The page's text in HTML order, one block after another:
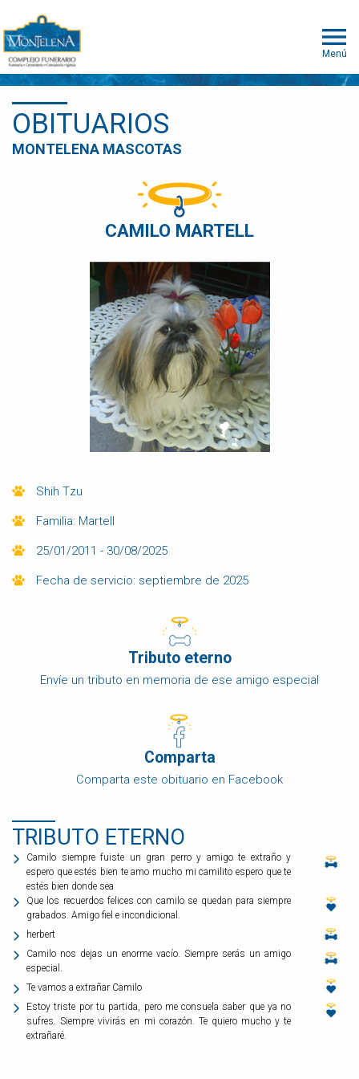
Menú
OBITUARIOS
MONTELENA MASCOTAS
CAMILO MARTELL
Shih Tzu
Familia: Martell
25/01/2011 - 30/08/2025
Fecha de servicio: septiembre de 2025
Tributo eterno
Envíe un tributo en memoria de ese amigo especial
Comparta
Comparta este obituario en Facebook
TRIBUTO ETERNO
Camilo siempre fuiste un gran perro y amigo te extraño y
espero que estés bien te amo mucho mi camilito espero que te
estés bien donde sea
Que los recuerdos felices con camilo se quedan para siempre
grabados. Amigo fiel e incondicional.
herbert
Camilo nos dejas un enorme vacío. Siempre serás un amigo
especial.
Te vamos a extrañar Camilo
Estoy triste por tu partida, pero me consuela saber que ya no
sufres. Siempre vivirás en mi corazón. Te quiero mucho y te
extrañaré.